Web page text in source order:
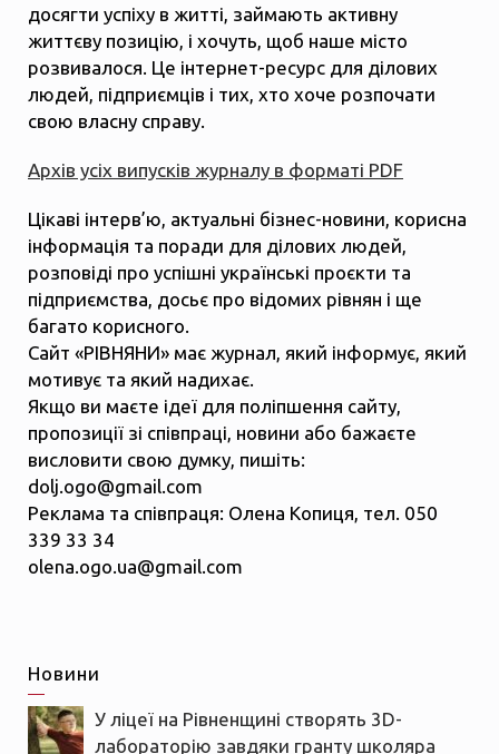
досягти успіху в житті, займають активну
життєву позицію, і хочуть, щоб наше місто
розвивалося. Це інтернет-ресурс для ділових
людей, підприємців і тих, хто хоче розпочати
свою власну справу.
Архів усіх випусків журналу в форматі PDF
Цікаві інтерв’ю, актуальні бізнес-новини, корисна
інформація та поради для ділових людей,
розповіді про успішні українські проєкти та
підприємства, досьє про відомих рівнян і ще
багато корисного.
Сайт «РІВНЯНИ» має журнал, який інформує, який
мотивує та який надихає.
Якщо ви маєте ідеї для поліпшення сайту,
пропозиції зі співпраці, новини або бажаєте
висловити свою думку, пишіть:
dolj.ogo@gmail.com
Реклама та співпраця: Олена Копиця, тел. 050
339 33 34
olena.ogo.ua@gmail.com
Новини
У ліцеї на Рівненщині створять 3D-
лабораторію завдяки гранту школяра